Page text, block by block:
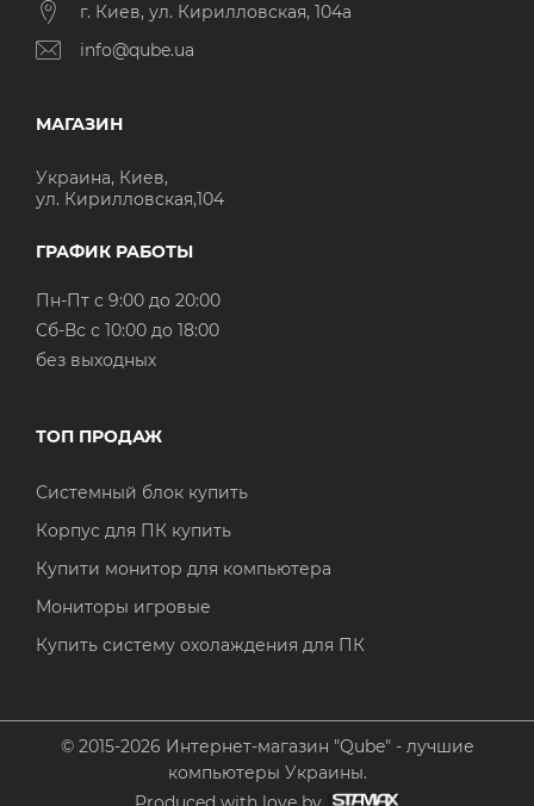
г. Киев, ул. Кирилловская, 104а
info@qube.ua
МАГАЗИН
Украина, Киев,
ул. Кирилловская,104
ГРАФИК РАБОТЫ
Пн-Пт с 9:00 до 20:00
Cб-Вс с 10:00 до 18:00
без выходных
ТОП ПРОДАЖ
Системный блок купить
Корпус для ПК купить
Купити монитор для компьютера
Мониторы игровые
Купить систему охолаждения для ПК
© 2015-2026 Интернет-магазин "Qube" - лучшие
компьютеры Украины.